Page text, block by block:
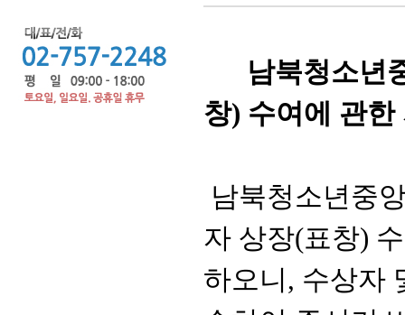
남북청소년중
창) 수여에 관한
남북청소년중
자 상장(표창)
하오니, 수상자